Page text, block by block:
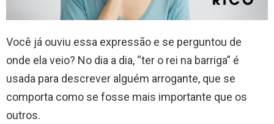
Você já ouviu essa expressão e se perguntou de
onde ela veio? No dia a dia, “ter o rei na barriga” é
usada para descrever alguém arrogante, que se
comporta como se fosse mais importante que os
outros.